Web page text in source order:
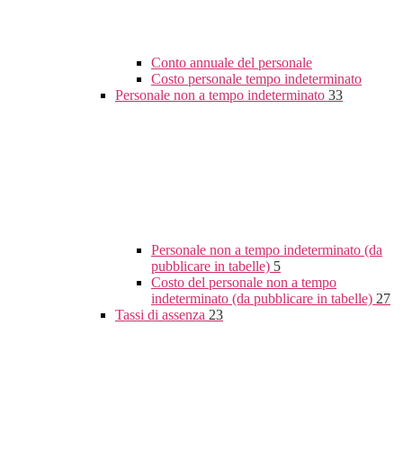
Conto annuale del personale
Costo personale tempo indeterminato
Personale non a tempo indeterminato 33
Personale non a tempo indeterminato (da
pubblicare in tabelle) 5
Costo del personale non a tempo
indeterminato (da pubblicare in tabelle) 27
Tassi di assenza 23